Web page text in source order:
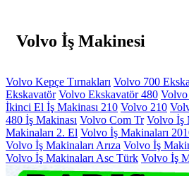
Volvo İş Makinesi
Volvo Kepçe Tırnakları Volvo 700
Ekskavatör Volvo Ekskavatör 480
İkinci El İş Makinası 210 Volvo 210
480 İş Makinası Volvo Com Tr Volvo İş
Makinaları 2. El Volvo İş Makinaları
Volvo İş Makinaları Arıza Volvo İş
Volvo İş Makinaları Asc Türk Volvo İş